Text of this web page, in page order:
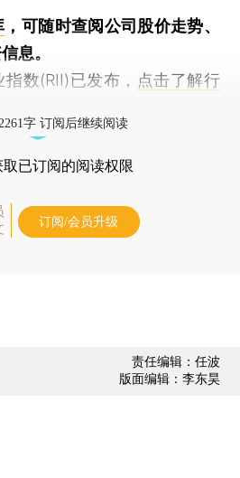
，可随时查阅公司股价走势、
息。
数(RII)已发布， 点击了解行
字 订阅后继续阅读
取已订阅的阅读权限
订阅/会员升级
责任编辑：任波
版面编辑：李东昊